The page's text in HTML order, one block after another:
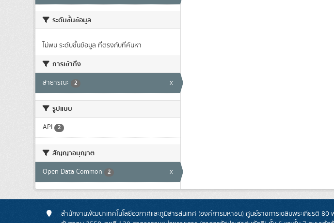
ระดับชั้นข้อมูล
ไม่พบ ระดับชั้นข้อมูล ที่ตรงกับที่ค้นหา
การเข้าถึง
สาธารณะ 2 x
รูปแบบ
API 2
สัญญาอนุญาต
Open Data Common 2 x
สำนักงานพัฒนาเทคโนโลยีอวกาศและภูมิสารสนเทศ (องค์การมหาชน) ศูนย์ราชการเฉลิมพระเกียรติ 80